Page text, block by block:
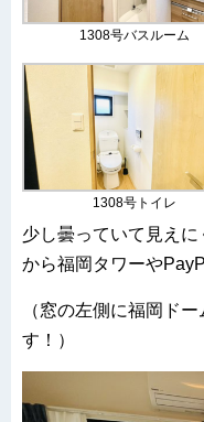
1308号バスルーム
1308号トイレ
少し曇っていて見え
から福岡タワーや
（窓の左側に福岡ド
す！）